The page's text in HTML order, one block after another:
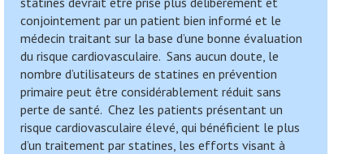
conjointement par un patient bien informé et le
médecin traitant sur la base d’une bonne évaluation
du risque cardiovasculaire. Sans aucun doute, le
nombre d’utilisateurs de statines en prévention
primaire peut être considérablement réduit sans
perte de santé. Chez les patients présentant un
risque cardiovasculaire élevé, qui bénéficient le plus
d’un traitement par statines, les efforts visant à